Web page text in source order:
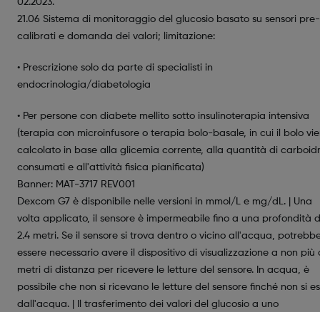
02.2023.
21.06 Sistema di monitoraggio del glucosio basato su sensori pre-
calibrati e domanda dei valori; limitazione:
• Prescrizione solo da parte di specialisti in
endocrinologia/diabetologia
• Per persone con diabete mellito sotto insulinoterapia intensiva
(terapia con microinfusore o terapia bolo-basale, in cui il bolo
calcolato in base alla glicemia corrente, alla quantità di
consumati e all'attività fisica pianificata)
Banner: MAT-3717 REV001
Dexcom G7 è disponibile nelle versioni in mmol/L e mg/dL. | Una
volta applicato, il sensore è impermeabile fino a una profondità
2.4 metri. Se il sensore si trova dentro o vicino all'acqua,
essere necessario avere il dispositivo di visualizzazione a non più
metri di distanza per ricevere le letture del sensore. In acqua, è
possibile che non si ricevano le letture del sensore finché non si
dall'acqua. | Il trasferimento dei valori del glucosio a uno